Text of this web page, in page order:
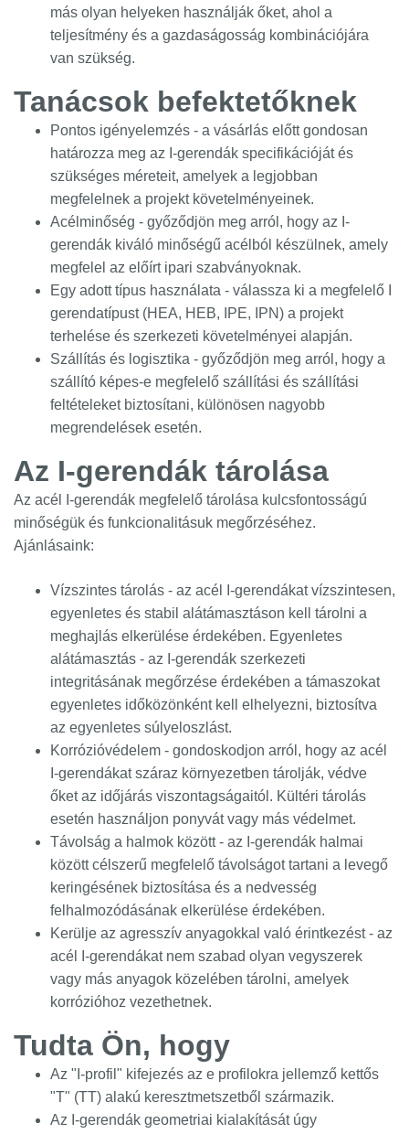
más olyan helyeken használják őket, ahol a
teljesítmény és a gazdaságosság kombinációjára
van szükség.
Tanácsok befektetőknek
Pontos igényelemzés - a vásárlás előtt gondosan
határozza meg az I-gerendák specifikációját és
szükséges méreteit, amelyek a legjobban
megfelelnek a projekt követelményeinek.
Acélminőség - győződjön meg arról, hogy az I-
gerendák kiváló minőségű acélból készülnek, amely
megfelel az előírt ipari szabványoknak.
Egy adott típus használata - válassza ki a megfelelő I
gerendatípust (HEA, HEB, IPE, IPN) a projekt
terhelése és szerkezeti követelményei alapján.
Szállítás és logisztika - győződjön meg arról, hogy a
szállító képes-e megfelelő szállítási és szállítási
feltételeket biztosítani, különösen nagyobb
megrendelések esetén.
Az I-gerendák tárolása
Az acél I-gerendák megfelelő tárolása kulcsfontosságú
minőségük és funkcionalitásuk megőrzéséhez.
Ajánlásaink:
Vízszintes tárolás - az acél I-gerendákat vízszintesen,
egyenletes és stabil alátámasztáson kell tárolni a
meghajlás elkerülése érdekében. Egyenletes
alátámasztás - az I-gerendák szerkezeti
integritásának megőrzése érdekében a támaszokat
egyenletes időközönként kell elhelyezni, biztosítva
az egyenletes súlyeloszlást.
Korrózióvédelem - gondoskodjon arról, hogy az acél
I-gerendákat száraz környezetben tárolják, védve
őket az időjárás viszontagságaitól. Kültéri tárolás
esetén használjon ponyvát vagy más védelmet.
Távolság a halmok között - az I-gerendák halmai
között célszerű megfelelő távolságot tartani a levegő
keringésének biztosítása és a nedvesség
felhalmozódásának elkerülése érdekében.
Kerülje az agresszív anyagokkal való érintkezést - az
acél I-gerendákat nem szabad olyan vegyszerek
vagy más anyagok közelében tárolni, amelyek
korrózióhoz vezethetnek.
Tudta Ön, hogy
Az "I-profil" kifejezés az e profilokra jellemző kettős
"T" (TT) alakú keresztmetszetből származik.
Az I-gerendák geometriai kialakítását úgy